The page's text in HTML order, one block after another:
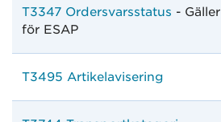
T3347 Ordersvarsstatus - Gäller
för ESAP
T3495 Artikelavisering